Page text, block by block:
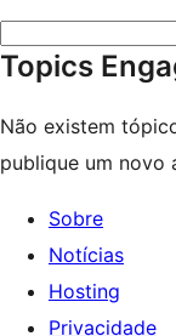
topics:
Topics
Não existem
publique um novo
Sobre
Notícias
Hosting
Privacidade